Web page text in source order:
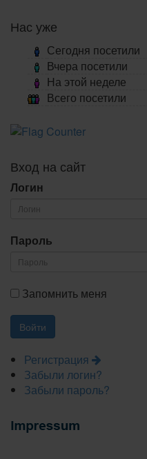
Нас уже
Сегодня посетили
Вчера посетили
На этой неделе
Всего посетили
Вход на сайт
Логин
Пароль
Запомнить меня
Регистрация
Забыли логин?
Забыли пароль?